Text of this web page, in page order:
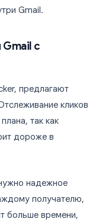
Gmail.
с
предлагают
кликов
так как
дороже в
надежное
получателю,
больше времени,